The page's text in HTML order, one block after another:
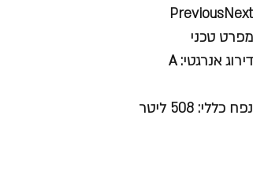
PreviousNext
מפרט טכני
דירוג אנרגטי:A
נפח כללי: 508 ליטר